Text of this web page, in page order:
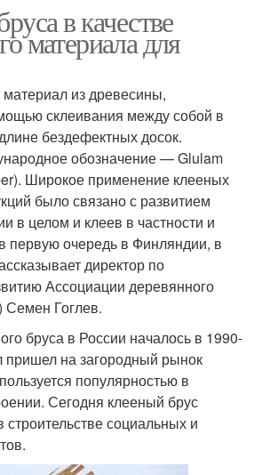
в качестве
материала для
из древесины,
склеивания между собой в
бездефектных досок.
обозначение — Glulam
Широкое применение клееных
было связано с развитием
в целом и клеев в частности и
первую очередь в Финляндии, в
директор по
Ассоциации деревянного
Гоглев.
бруса в России началось в 1990-
пришел на загородный рынок
популярностью в
Сегодня клееный брус
строительстве социальных и